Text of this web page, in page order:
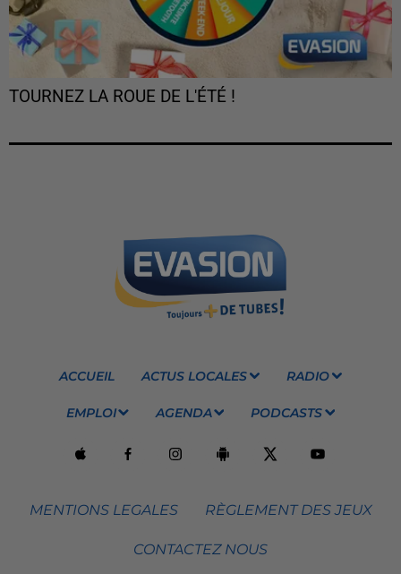
TOURNEZ LA ROUE DE L'ÉTÉ !
ACCUEIL ACTUS LOCALES RADIO
EMPLOI AGENDA PODCASTS
MENTIONS LEGALES RÈGLEMENT DES JEUX
CONTACTEZ NOUS